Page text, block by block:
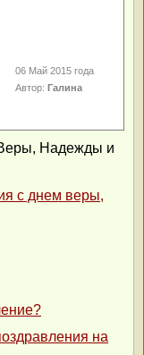
06 Май 2015 года
Автор:Галина
Надежды и
с днем веры,
на